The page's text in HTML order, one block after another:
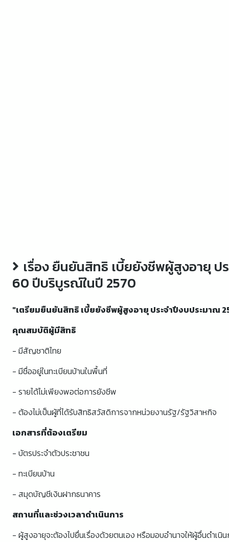
เรื่อง ยืนยันสิทธิ เบี้ยยังชีพผู้สูงอายุ
60 ปีบริบูรณ์ในปี 2570
"เตรียมยืนยันสิทธิ เบี้ยยังชีพผู้สูงอายุ ประจำปีงบประมาณ
คุณสมบัติผู้มีสิทธิ
- มีสัญชาติไทย
- มีชื่ออยู่ในทะเบียนบ้านในพื้นที่
- รายได้ไม่เพียงพอต่อการยังชีพ
- ต้องไม่เป็นผู้ที่ได้รับสิทธิสวัสดิการจากหน่วยงานรัฐ/รัฐวิสาหกิจ
เอกสารที่ต้องเตรียม
- บัตรประจำตัวประชาชน
- ทะเบียนบ้าน
- สมุดบัญชีเงินฝากธนาคาร
สถานที่และช่วงเวลาดำเนินการ
- ผู้สูงอายุจะต้องไปยื่นเรื่องด้วยตนเอง หรือมอบอำนาจให้ผู้อื่นดำเ